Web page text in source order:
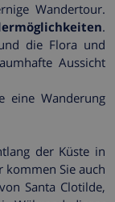
Wandertour.
.
die Flora und
Aussicht
eine Wanderung
der Küste in
kommen Sie auch
von Santa Clotilde,